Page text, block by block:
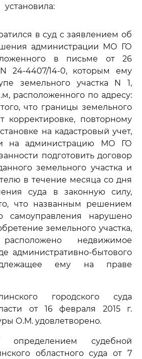
установила:
в суд с заявлением об
администрации МО ГО
в письме от 26
24-4407/14-0, которым ему
земельного участка N 1,
расположенного по адресу:
что границы земельного
корректировке, повторному
на кадастровый учет,
на администрацию МО ГО
подготовить договор
земельного участка и
в течение месяца со дня
суда в законную силу,
что названным решением
самоуправления нарушено
земельного участка,
недвижимое
административно-бытового
ему на праве
городского суда
от 16 февраля 2015 г.
О.М. удовлетворено.
определением судебной
областного суда от 7